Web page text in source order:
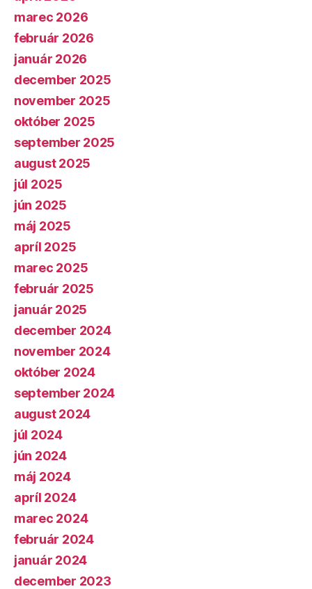
marec 2026
február 2026
január 2026
december 2025
november 2025
október 2025
september 2025
august 2025
júl 2025
jún 2025
máj 2025
apríl 2025
marec 2025
február 2025
január 2025
december 2024
november 2024
október 2024
september 2024
august 2024
júl 2024
jún 2024
máj 2024
apríl 2024
marec 2024
február 2024
január 2024
december 2023